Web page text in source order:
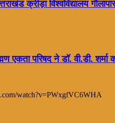
क्रीड़ा विश्वविद्यालय
एकता परिषद ने डॉ. वी.डी.
watch?v=PWxgfVC6WHA